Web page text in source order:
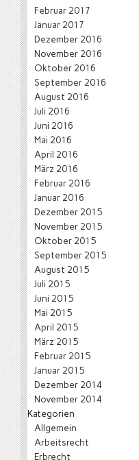
Februar 2017
Januar 2017
Dezember 2016
November 2016
Oktober 2016
September 2016
August 2016
Juli 2016
Juni 2016
Mai 2016
April 2016
März 2016
Februar 2016
Januar 2016
Dezember 2015
November 2015
Oktober 2015
September 2015
August 2015
Juli 2015
Juni 2015
Mai 2015
April 2015
März 2015
Februar 2015
Januar 2015
Dezember 2014
November 2014
Kategorien
Allgemein
Arbeitsrecht
Erbrecht